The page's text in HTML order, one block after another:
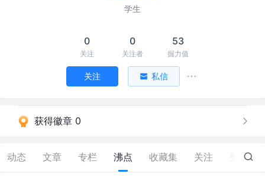
学生
0
关注
0
关注者
53
掘力值
关注 私信
获得徽章 0
动态 文章 专栏 沸点 收藏集 关注 0